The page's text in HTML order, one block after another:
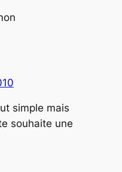
simple mais
souhaite une